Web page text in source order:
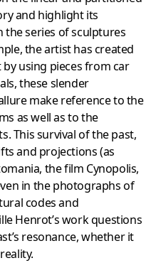
and highlight its
the series of sculptures
the artist has created
using pieces from car
these slender
make reference to the
as well as to the
This survival of the past,
and projections (as
the film Cynopolis,
in the photographs of
codes and
Henrot’s work questions
resonance, whether it